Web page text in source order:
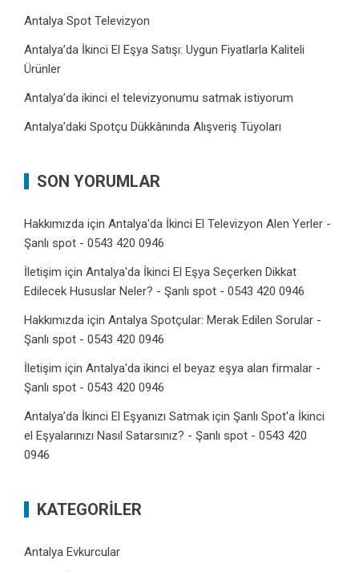
Antalya Spot Televizyon
Antalya’da İkinci El Eşya Satışı: Uygun Fiyatlarla Kaliteli
Ürünler
Antalya’da ikinci el televizyonumu satmak istiyorum
Antalya’daki Spotçu Dükkânında Alışveriş Tüyoları
SON YORUMLAR
Hakkımızda için Antalya'da İkinci El Televizyon Alen Yerler -
Şanlı spot - 0543 420 0946
İletişim için Antalya'da İkinci El Eşya Seçerken Dikkat
Edilecek Hususlar Neler? - Şanlı spot - 0543 420 0946
Hakkımızda için Antalya Spotçular: Merak Edilen Sorular -
Şanlı spot - 0543 420 0946
İletişim için Antalya'da ikinci el beyaz eşya alan firmalar -
Şanlı spot - 0543 420 0946
Antalya’da İkinci El Eşyanızı Satmak için Şanlı Spot'a İkinci
el Eşyalarınızı Nasıl Satarsınız? - Şanlı spot - 0543 420
0946
KATEGORILER
Antalya Evkurcular